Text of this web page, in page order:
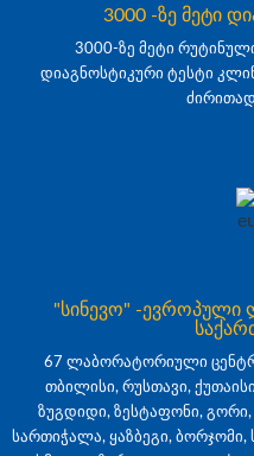
3000 -ზე მეტი
3000-ზე მეტი
დიაგნოსტიკური ტესტი
"სინევო" -ევროპული
67 ლაბორატორიული
თბილისი, რუსთავი,
ზუგდიდი, ზესტაფონი,
სართიჭალა, ყაზბეგი,